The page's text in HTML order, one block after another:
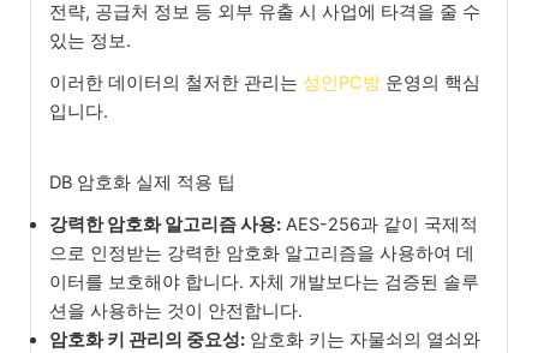
전략, 공급처 정보 등 외부 유출 시 사업에 타격을 줄 수
있는 정보.
이러한 데이터의 철저한 관리는 성인PC방 운영의 핵심
입니다.
DB 암호화 실제 적용 팁
강력한 암호화 알고리즘 사용: AES-256과 같이 국제적
으로 인정받는 강력한 암호화 알고리즘을 사용하여 데
이터를 보호해야 합니다. 자체 개발보다는 검증된 솔루
션을 사용하는 것이 안전합니다.
암호화 키 관리의 중요성: 암호화 키는 자물쇠의 열쇠와